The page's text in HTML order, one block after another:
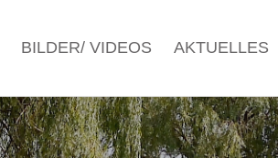
BILDER/ VIDEOS AKTUELLES